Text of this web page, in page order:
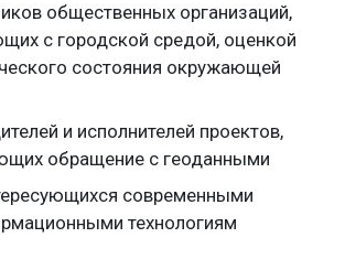
общественных организаций,
с городской средой, оценкой
состояния окружающей
и исполнителей проектов,
обращение с геоданными
современными
технологиям